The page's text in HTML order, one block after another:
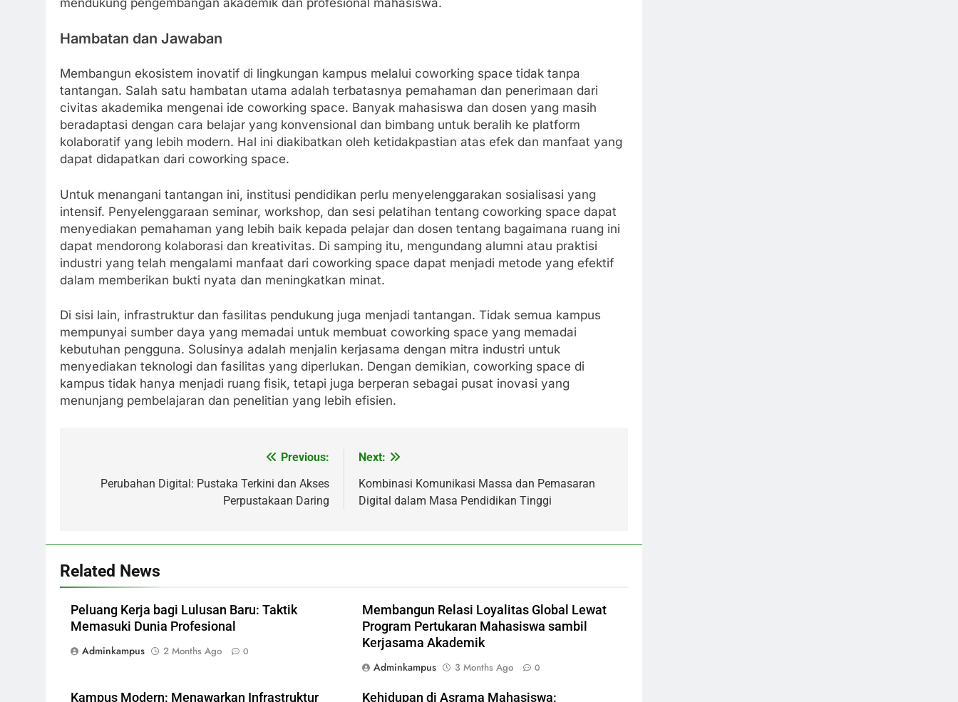
mendukung pengembangan akademik dan profesional mahasiswa.
Hambatan dan Jawaban
Membangun ekosistem inovatif di lingkungan kampus melalui coworking space tidak tanpa
tantangan. Salah satu hambatan utama adalah terbatasnya pemahaman dan penerimaan dari
civitas akademika mengenai ide coworking space. Banyak mahasiswa dan dosen yang masih
beradaptasi dengan cara belajar yang konvensional dan bimbang untuk beralih ke platform
kolaboratif yang lebih modern. Hal ini diakibatkan oleh ketidakpastian atas efek dan manfaat yang
dapat didapatkan dari coworking space.
Untuk menangani tantangan ini, institusi pendidikan perlu menyelenggarakan sosialisasi yang
intensif. Penyelenggaraan seminar, workshop, dan sesi pelatihan tentang coworking space dapat
menyediakan pemahaman yang lebih baik kepada pelajar dan dosen tentang bagaimana ruang ini
dapat mendorong kolaborasi dan kreativitas. Di samping itu, mengundang alumni atau praktisi
industri yang telah mengalami manfaat dari coworking space dapat menjadi metode yang efektif
dalam memberikan bukti nyata dan meningkatkan minat.
Di sisi lain, infrastruktur dan fasilitas pendukung juga menjadi tantangan. Tidak semua kampus
mempunyai sumber daya yang memadai untuk membuat coworking space yang memadai
kebutuhan pengguna. Solusinya adalah menjalin kerjasama dengan mitra industri untuk
menyediakan teknologi dan fasilitas yang diperlukan. Dengan demikian, coworking space di
kampus tidak hanya menjadi ruang fisik, tetapi juga berperan sebagai pusat inovasi yang
menunjang pembelajaran dan penelitian yang lebih efisien.
navigation
Previous:
Perubahan Digital: Pustaka Terkini dan Akses
Perpustakaan Daring
Next:
Kombinasi Komunikasi Massa dan Pemasaran
Digital dalam Masa Pendidikan Tinggi
Related News
Peluang Kerja bagi Lulusan Baru: Taktik
Memasuki Dunia Profesional
Adminkampus
2 Months Ago 0
Membangun Relasi Loyalitas Global Lewat
Program Pertukaran Mahasiswa sambil
Kerjasama Akademik
Adminkampus
3 Months Ago 0
Kampus Modern: Menawarkan Infrastruktur Kehidupan di Asrama Mahasiswa: